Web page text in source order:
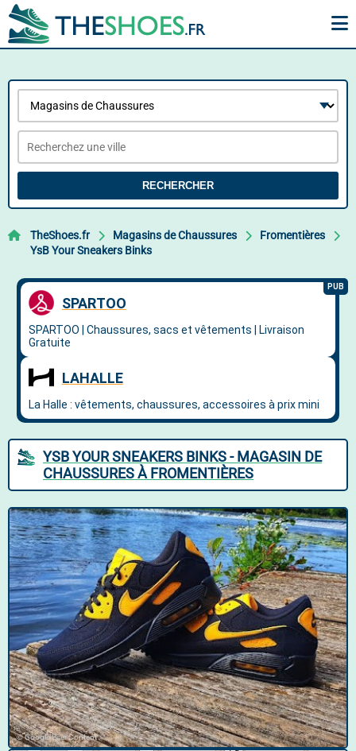
RECHERCHER
TheShoes.fr Magasins de Chaussures
Fromentières
YsB Your Sneakers Binks
YSB YOUR SNEAKERS BINKS - MAGASIN DE
CHAUSSURES À FROMENTIÈRES
© Google User Content